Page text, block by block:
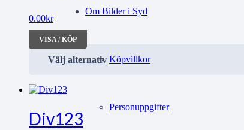
Om Bilder i Syd
Köpvillkor
Personuppgifter
0.00kr
VISA / KÖP
Välj alternativ
Div123